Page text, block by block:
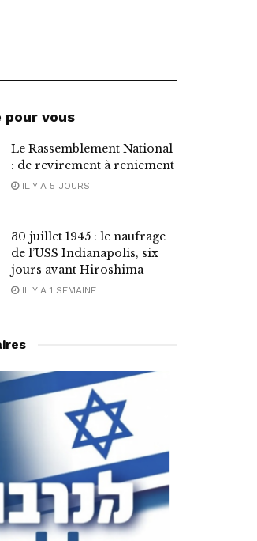
pour vous
Le Rassemblement National
: de revirement à reniement
IL Y A 5 JOURS
30 juillet 1945 : le naufrage
de l’USS Indianapolis, six
jours avant Hiroshima
IL Y A 1 SEMAINE